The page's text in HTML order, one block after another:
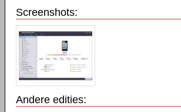
Screenshots:
Andere edities: